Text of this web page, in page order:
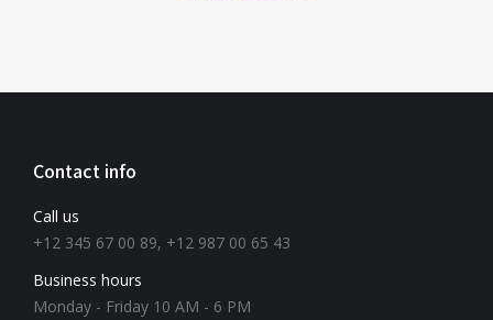
Contact info
Call us
+12 345 67 00 89, +12 987 00 65 43
Business hours
Monday - Friday 10 AM - 6 PM